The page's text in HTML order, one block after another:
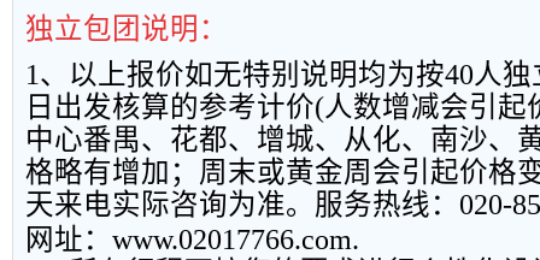
独立包团说明：
1、以上报价如无特别说明均为按40人独
日出发核算的参考计价(人数增减会引起
中心番禺、花都、增城、从化、南沙、
格略有增加；周末或黄金周会引起价格
天来电实际咨询为准。服务热线： 020-
网址： www.02017766.com.